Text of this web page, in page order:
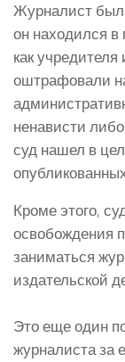
Журналист был
он находился в
как
оштрафовали
ненависти
суд нашел в
Кроме этого,
освобождения
заниматься
издательской
Это еще один
журналиста за